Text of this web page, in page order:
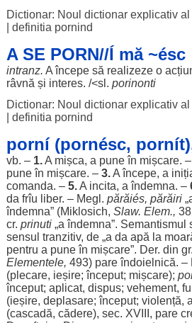
Dictionar: Noul dictionar explicativ
definitia pornind
A SE PORN//Í mă ~ésc
intranz. Aîncepesă realizezeo
râvnă și interes. /<sl. porinonti
Dictionar: Noul dictionar explicativ
definitia pornind
porní (pornésc,
vb. – 1.A mișca, a pune în mișcare. –
pune în mișcare. – 3.Aîncepe, a
comanda. – 5.A incita, aîndemna. –
da frîu liber. – Megl. părăiés, părăiri
îndemna” (Miklosich, Slaw. Elem.,
cr. prinuti„aîndemna”. Semantismul
sensul tranzitiv, de „a da apă la
pentru a pune în mișcare”. Der. din
Elementele, 493) pareîndoielnică. –
(plecare, ieșire;început; mișcare);
început; aplicat, dispus; vehement,
(ieșire, deplasare;început; violență,
(cascadă, cădere), sec. XVIII, pare